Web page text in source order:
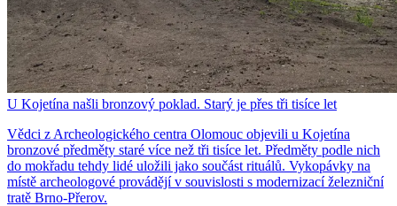
U Kojetína našli bronzový poklad. Starý je přes tři tisíce let
Vědci z Archeologického centra Olomouc objevili u Kojetína
bronzové předměty staré více než tři tisíce let. Předměty podle nich
do mokřadu tehdy lidé uložili jako součást rituálů. Vykopávky na
místě archeologové provádějí v souvislosti s modernizací železniční
tratě Brno-Přerov.